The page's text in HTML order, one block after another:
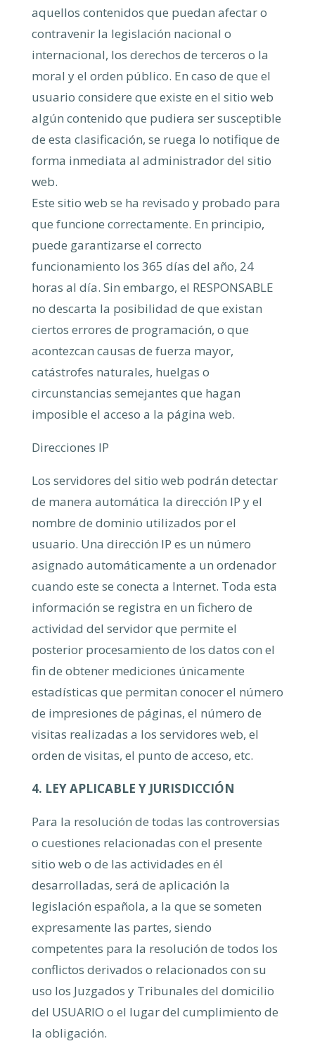
aquellos contenidos que puedan afectar o
contravenir la legislación nacional o
internacional, los derechos de terceros o la
moral y el orden público. En caso de que el
usuario considere que existe en el sitio web
algún contenido que pudiera ser susceptible
de esta clasificación, se ruega lo notifique de
forma inmediata al administrador del sitio
web.
Este sitio web se ha revisado y probado para
que funcione correctamente. En principio,
puede garantizarse el correcto
funcionamiento los 365 días del año, 24
horas al día. Sin embargo, el RESPONSABLE
no descarta la posibilidad de que existan
ciertos errores de programación, o que
acontezcan causas de fuerza mayor,
catástrofes naturales, huelgas o
circunstancias semejantes que hagan
imposible el acceso a la página web.
Direcciones IP
Los servidores del sitio web podrán detectar
de manera automática la dirección IP y el
nombre de dominio utilizados por el
usuario. Una dirección IP es un número
asignado automáticamente a un ordenador
cuando este se conecta a Internet. Toda esta
información se registra en un fichero de
actividad del servidor que permite el
posterior procesamiento de los datos con el
fin de obtener mediciones únicamente
estadísticas que permitan conocer el número
de impresiones de páginas, el número de
visitas realizadas a los servidores web, el
orden de visitas, el punto de acceso, etc.
4. LEY APLICABLE Y JURISDICCIÓN
Para la resolución de todas las controversias
o cuestiones relacionadas con el presente
sitio web o de las actividades en él
desarrolladas, será de aplicación la
legislación española, a la que se someten
expresamente las partes, siendo
competentes para la resolución de todos los
conflictos derivados o relacionados con su
uso los Juzgados y Tribunales del domicilio
del USUARIO o el lugar del cumplimiento de
la obligación.